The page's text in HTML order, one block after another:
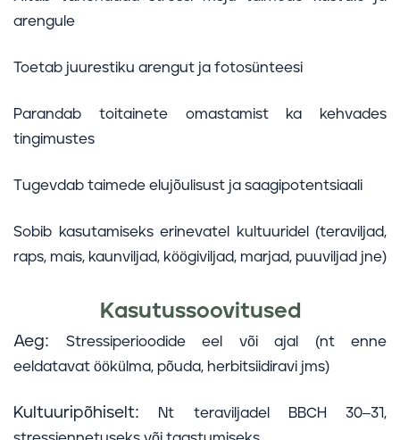
arengule
Toetab juurestiku arengut ja fotosünteesi
Parandab toitainete omastamist ka kehvades
tingimustes
Tugevdab taimede elujõulisust ja saagipotentsiaali
Sobib kasutamiseks erinevatel kultuuridel (teraviljad,
raps, mais, kaunviljad, köögiviljad, marjad, puuviljad jne)
Kasutussoovitused
Aeg: Stressiperioodide eel või ajal (nt enne
eeldatavat öökülma, põuda, herbitsiidiravi jms)
Kultuuripõhiselt: Nt teraviljadel BBCH 30–31,